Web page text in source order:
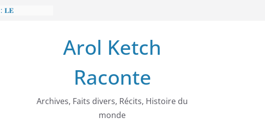
𝐋𝐄
𝐨𝐫𝐝𝐢𝐧𝐚𝐭𝐞𝐮𝐫
Arol Ketch
Raconte
Archives, Faits divers, Récits, Histoire du
monde